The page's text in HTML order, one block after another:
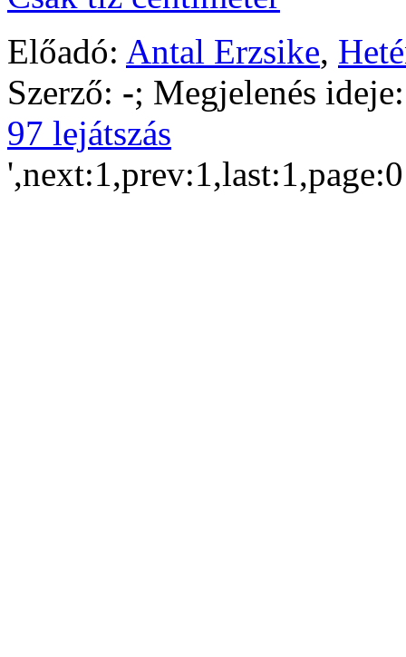
Előadó: Antal Erzsike,
Szerző: -; Megjelenés
97 lejátszás